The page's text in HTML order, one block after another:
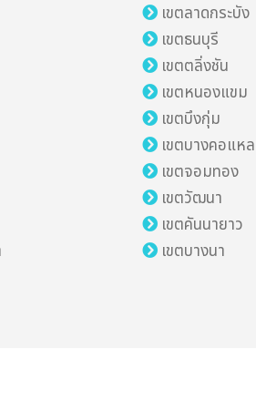
เขตลาดกระบัง
เขตธนบุรี
เขตตลิ่งชัน
เขตหนองแขม
เขตบึงกุ่ม
เขตบางคอแห
เขตจอมทอง
เขตวัฒนา
เขตคันนายาว
เขตบางนา